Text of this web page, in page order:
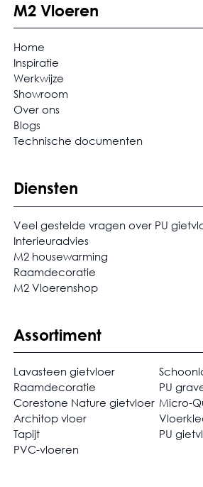
M2 Vloeren
Home
Inspiratie
Werkwijze
Showroom
Over ons
Blogs
Technische documenten
Diensten
Veel gestelde vragen over PU
Interieuradvies
M2 housewarming
Raamdecoratie
M2 Vloerenshop
Assortiment
Lavasteen gietvloer
Raamdecoratie
PU
Corestone Nature gietvloer Micro-
Architop vloer
Tapijt
PU
PVC-vloeren